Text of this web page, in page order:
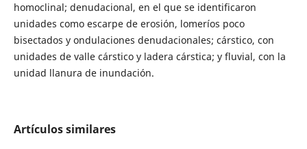
homoclinal; denudacional, en el que se identificaron
unidades como escarpe de erosión, lomeríos poco
bisectados y ondulaciones denudacionales; cárstico, con
unidades de valle cárstico y ladera cárstica; y fluvial, con la
unidad llanura de inundación.
Artículos similares